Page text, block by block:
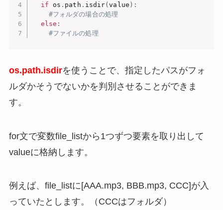
if os . path . isdir(value ) :
#フォルダの場合の処理
else :
#ファイルの処理
os.path.isdirを使うことで、指定したパスがフォ
ルダかそうでないかを判別させることができま
す。
for文で変数file_listから1つずつ要素を取り出して
valueに格納します。
例えば、file_listに[AAA.mp3, BBB.mp3, CCC]が入
っていたとします。（CCCはフォルダ）